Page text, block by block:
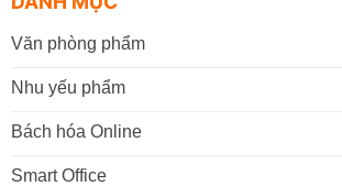
Văn phòng phẩm
Nhu yếu phẩm
Bách hóa Online
Smart Office